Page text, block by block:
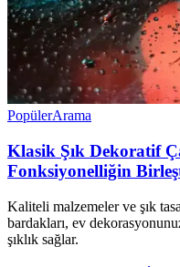
PopülerArama
Klasik Şık Dekoratif
Fonksiyonelliğin
Kaliteli malzemeler ve şık
bardakları, ev
şıklık sağlar.